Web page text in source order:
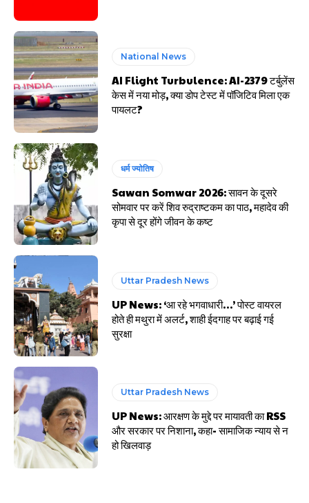
National News
AI Flight Turbulence: AI-2379 टर्बुलेंस
केस में नया मोड़, क्या डोप टेस्ट में पॉजिटिव मिला एक
पायलट?
धर्म ज्योतिष
Sawan Somwar 2026: सावन के दूसरे
सोमवार पर करें शिव रुद्राष्टकम का पाठ, महादेव की
कृपा से दूर होंगे जीवन के कष्ट
Uttar Pradesh News
UP News: ‘आ रहे भगवाधारी…’ पोस्ट वायरल
होते ही मथुरा में अलर्ट, शाही ईदगाह पर बढ़ाई गई
सुरक्षा
Uttar Pradesh News
UP News: आरक्षण के मुद्दे पर मायावती का RSS
और सरकार पर निशाना, कहा- सामाजिक न्याय से न
हो खिलवाड़